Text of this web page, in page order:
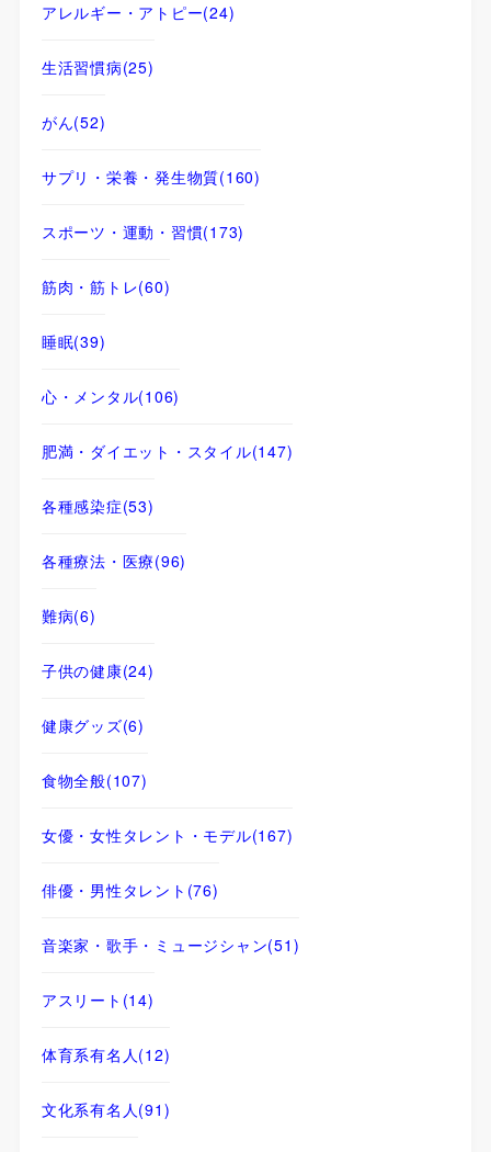
アレルギー・アトピー(24)
生活習慣病(25)
がん(52)
サプリ・栄養・発生物質(160)
スポーツ・運動・習慣(173)
筋肉・筋トレ(60)
睡眠(39)
心・メンタル(106)
肥満・ダイエット・スタイル(147)
各種感染症(53)
各種療法・医療(96)
難病(6)
子供の健康(24)
健康グッズ(6)
食物全般(107)
女優・女性タレント・モデル(167)
俳優・男性タレント (76)
音楽家・歌手・ミュージシャン(51)
アスリート (14)
体育系有名人(12)
文化系有名人(91)